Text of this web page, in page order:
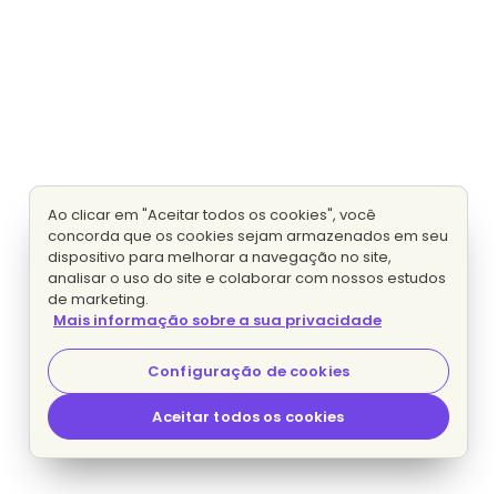
Ao clicar em "Aceitar todos os cookies", você
concorda que os cookies sejam armazenados em seu
dispositivo para melhorar a navegação no site,
analisar o uso do site e colaborar com nossos estudos
de marketing.
Mais informação sobre a sua privacidade
Configuração de cookies
Aceitar todos os cookies